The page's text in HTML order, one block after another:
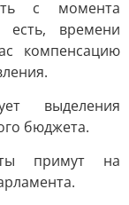
с момента
есть, времени
компенсацию
выделения
бюджета.
примут на